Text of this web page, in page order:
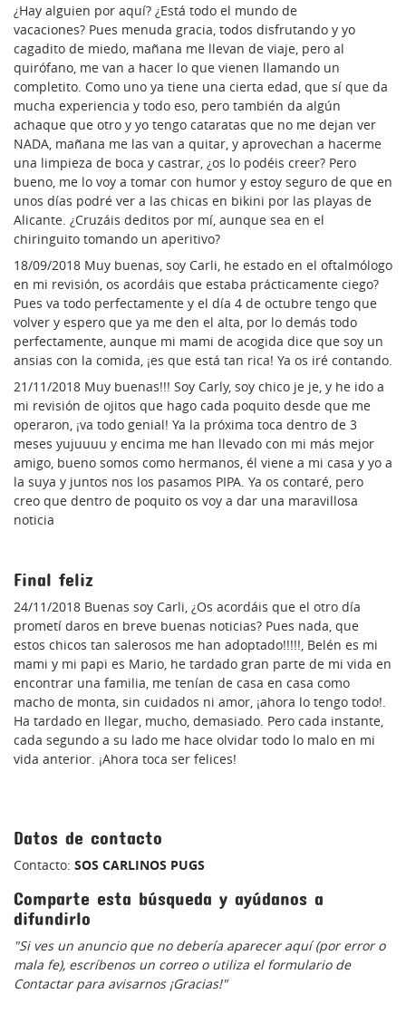
¿Hay alguien por aquí? ¿Está todo el mundo de
vacaciones? Pues menuda gracia, todos disfrutando y yo
cagadito de miedo, mañana me llevan de viaje, pero al
quirófano, me van a hacer lo que vienen llamando un
completito. Como uno ya tiene una cierta edad, que sí que da
mucha experiencia y todo eso, pero también da algún
achaque que otro y yo tengo cataratas que no me dejan ver
NADA, mañana me las van a quitar, y aprovechan a hacerme
una limpieza de boca y castrar, ¿os lo podéis creer? Pero
bueno, me lo voy a tomar con humor y estoy seguro de que en
unos días podré ver a las chicas en bikini por las playas de
Alicante. ¿Cruzáis deditos por mí, aunque sea en el
chiringuito tomando un aperitivo?
18/09/2018 Muy buenas, soy Carli, he estado en el oftalmólogo
en mi revisión, os acordáis que estaba prácticamente ciego?
Pues va todo perfectamente y el día 4 de octubre tengo que
volver y espero que ya me den el alta, por lo demás todo
perfectamente, aunque mi mami de acogida dice que soy un
ansias con la comida, ¡es que está tan rica! Ya os iré contando.
21/11/2018 Muy buenas!!! Soy Carly, soy chico je je, y he ido a
mi revisión de ojitos que hago cada poquito desde que me
operaron, ¡va todo genial! Ya la próxima toca dentro de 3
meses yujuuuu y encima me han llevado con mi más mejor
amigo, bueno somos como hermanos, él viene a mi casa y yo a
la suya y juntos nos los pasamos PIPA. Ya os contaré, pero
creo que dentro de poquito os voy a dar una maravillosa
noticia
Final feliz
24/11/2018 Buenas soy Carli, ¿Os acordáis que el otro día
prometí daros en breve buenas noticias? Pues nada, que
estos chicos tan salerosos me han adoptado!!!!!, Belén es mi
mami y mi papi es Mario, he tardado gran parte de mi vida en
encontrar una familia, me tenían de casa en casa como
macho de monta, sin cuidados ni amor, ¡ahora lo tengo todo!.
Ha tardado en llegar, mucho, demasiado. Pero cada instante,
cada segundo a su lado me hace olvidar todo lo malo en mi
vida anterior. ¡Ahora toca ser felices!
Datos de contacto
Contacto: SOS CARLINOS PUGS
Comparte esta búsqueda y ayúdanos a
difundirlo
"Si ves un anuncio que no debería aparecer aquí (por error o
mala fe), escríbenos un correo o utiliza el formulario de
Contactar para avisarnos ¡Gracias!"